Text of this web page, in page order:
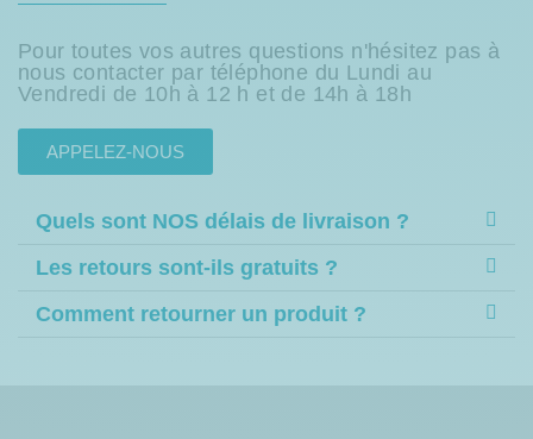
Pour toutes vos autres questions n'hésitez pas à
nous contacter par téléphone du Lundi au
Vendredi de 10h à 12 h et de 14h à 18h
APPELEZ-NOUS
Quels sont NOS délais de livraison ?
Les retours sont-ils gratuits ?
Comment retourner un produit ?